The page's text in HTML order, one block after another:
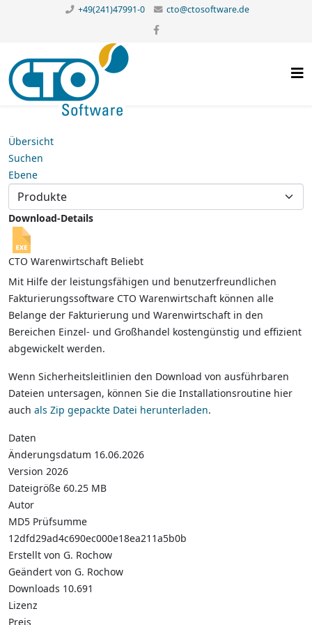
+49(241)47991-0 cto@ctosoftware.de
Übersicht
Suchen
Ebene
Download-Details
CTO Warenwirtschaft Beliebt
Mit Hilfe der leistungsfähigen und benutzerfreundlichen
Fakturierungssoftware CTO Warenwirtschaft können alle
Belange der Fakturierung und Warenwirtschaft in den
Bereichen Einzel- und Großhandel kostengünstig und effizient
abgewickelt werden.
Wenn Sicherheitsleitlinien den Download von ausführbaren
Dateien untersagen, können Sie die Installationsroutine hier
auch als Zip gepackte Datei herunterladen.
Daten
Änderungsdatum 16.06.2026
Version 2026
Dateigröße 60.25 MB
Autor
MD5 Prüfsumme
12dfd29ad4c690ec000e18ea211a5b0b
Erstellt von G. Rochow
Geändert von G. Rochow
Downloads 10.691
Lizenz
Preis